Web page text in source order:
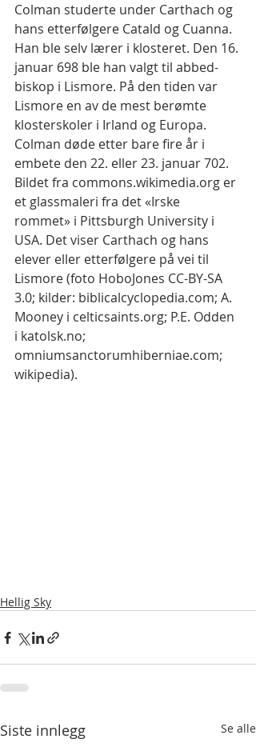
Colman studerte under Carthach og
hans etterfølgere Catald og Cuanna.
Han ble selv lærer i klosteret. Den 16.
januar 698 ble han valgt til abbed-
biskop i Lismore. På den tiden var
Lismore en av de mest berømte
klosterskoler i Irland og Europa.
Colman døde etter bare fire år i
embete den 22. eller 23. januar 702.
Bildet fra commons.wikimedia.org er
et glassmaleri fra det «Irske
rommet» i Pittsburgh University i
USA. Det viser Carthach og hans
elever eller etterfølgere på vei til
Lismore (foto HoboJones CC-BY-SA
3.0; kilder: biblicalcyclopedia.com; A.
Mooney i celticsaints.org; P.E. Odden
i katolsk.no;
omniumsanctorumhiberniae.com;
wikipedia).
Hellig Sky
Siste innlegg Se alle